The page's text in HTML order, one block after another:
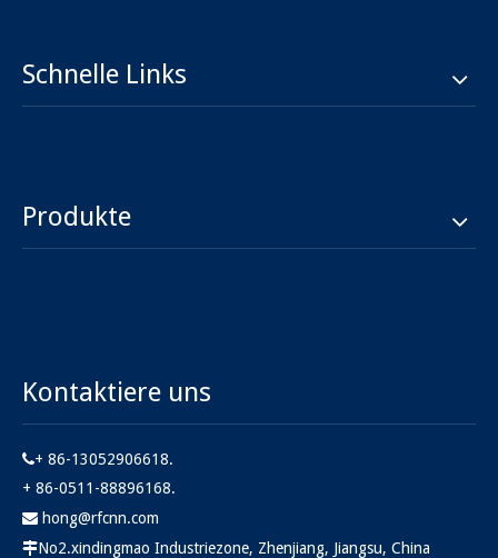
Schnelle Links
Produkte
Kontaktiere uns
+ 86-13052906618.
+ 86-0511-88896168.
 hong@rfcnn.com
No2.xindingmao Industriezone, Zhenjiang, Jiangsu, China